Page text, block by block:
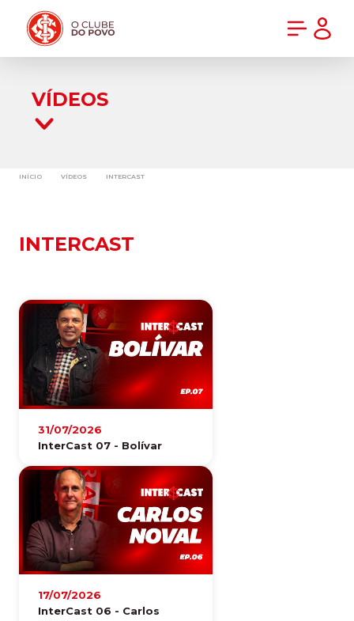
VÍDEOS
INÍCIO VÍDEOS INTERCAST
INTERCAST
31/07/2026
InterCast 07 - Bolívar
17/07/2026
InterCast 06 - Carlos